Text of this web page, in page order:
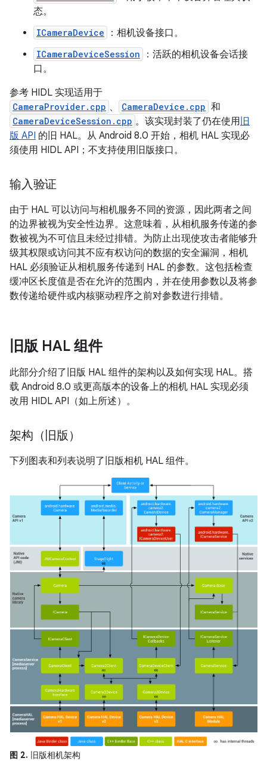
态。
ICameraDevice ：相机设备接口。
ICameraDeviceSession
：活跃的相机设备会话接
口。
参考 HIDL 实现适用于
CameraProvider.cpp 、 CameraDevice.cpp 和
CameraDeviceSession.cpp 。该实现封装了仍在使用 旧
版 API 的旧 HAL。从 Android 8.0 开始，相机 HAL 实现必
须使用 HIDL API；不支持使用旧版接口。
输入验证
由于 HAL 可以访问与相机服务不同的资源，因此两者之间
的边界被视为安全性边界。这意味着，从相机服务传递的参
数被视为不可信且未经过排错。为防止出现使攻击者能够升
级其权限或访问其不应有权访问的数据的安全漏洞，相机
HAL 必须验证从相机服务传递到 HAL 的参数。这包括检查
缓冲区长度值是否在允许的范围内，并在使用参数以及将参
数传递给硬件或内核驱动程序之前对参数进行排错。
旧版 HAL 组件
此部分介绍了旧版 HAL 组件的架构以及如何实现 HAL。搭
载 Android 8.0 或更高版本的设备上的相机 HAL 实现必须
改用 HIDL API（如上所述）。
架构（旧版）
下列图表和列表说明了旧版相机 HAL 组件。
图 2. 旧版相机架构